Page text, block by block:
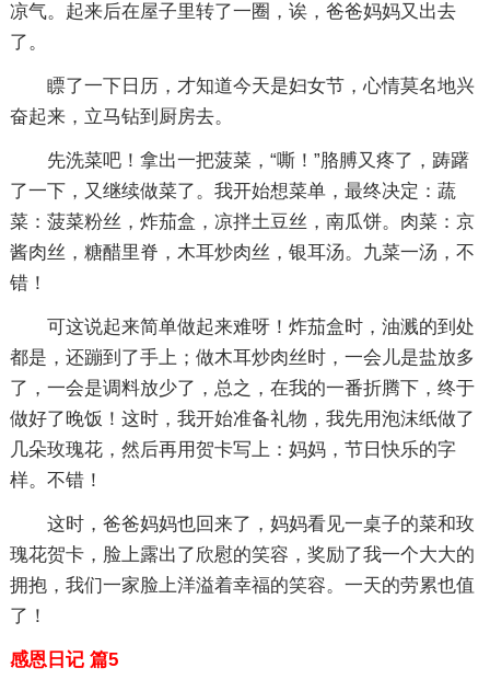
凉气。起来后在屋子里转了一圈，诶，爸爸妈妈又出去
了。
瞟了一下日历，才知道今天是妇女节，心情莫名地兴
奋起来，立马钻到厨房去。
先洗菜吧！拿出一把菠菜，“嘶！”胳膊又疼了，踌躇
了一下，又继续做菜了。我开始想菜单，最终决定：蔬
菜：菠菜粉丝，炸茄盒，凉拌土豆丝，南瓜饼。肉菜：京
酱肉丝，糖醋里脊，木耳炒肉丝，银耳汤。九菜一汤，不
错！
可这说起来简单做起来难呀！炸茄盒时，油溅的到处
都是，还蹦到了手上；做木耳炒肉丝时，一会儿是盐放多
了，一会是调料放少了，总之，在我的一番折腾下，终于
做好了晚饭！这时，我开始准备礼物，我先用泡沫纸做了
几朵玫瑰花，然后再用贺卡写上：妈妈，节日快乐的字
样。不错！
这时，爸爸妈妈也回来了，妈妈看见一桌子的菜和玫
瑰花贺卡，脸上露出了欣慰的笑容，奖励了我一个大大的
拥抱，我们一家脸上洋溢着幸福的笑容。一天的劳累也值
了！
感恩日记 篇5